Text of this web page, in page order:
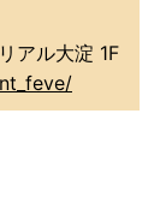
アル大淀 1F